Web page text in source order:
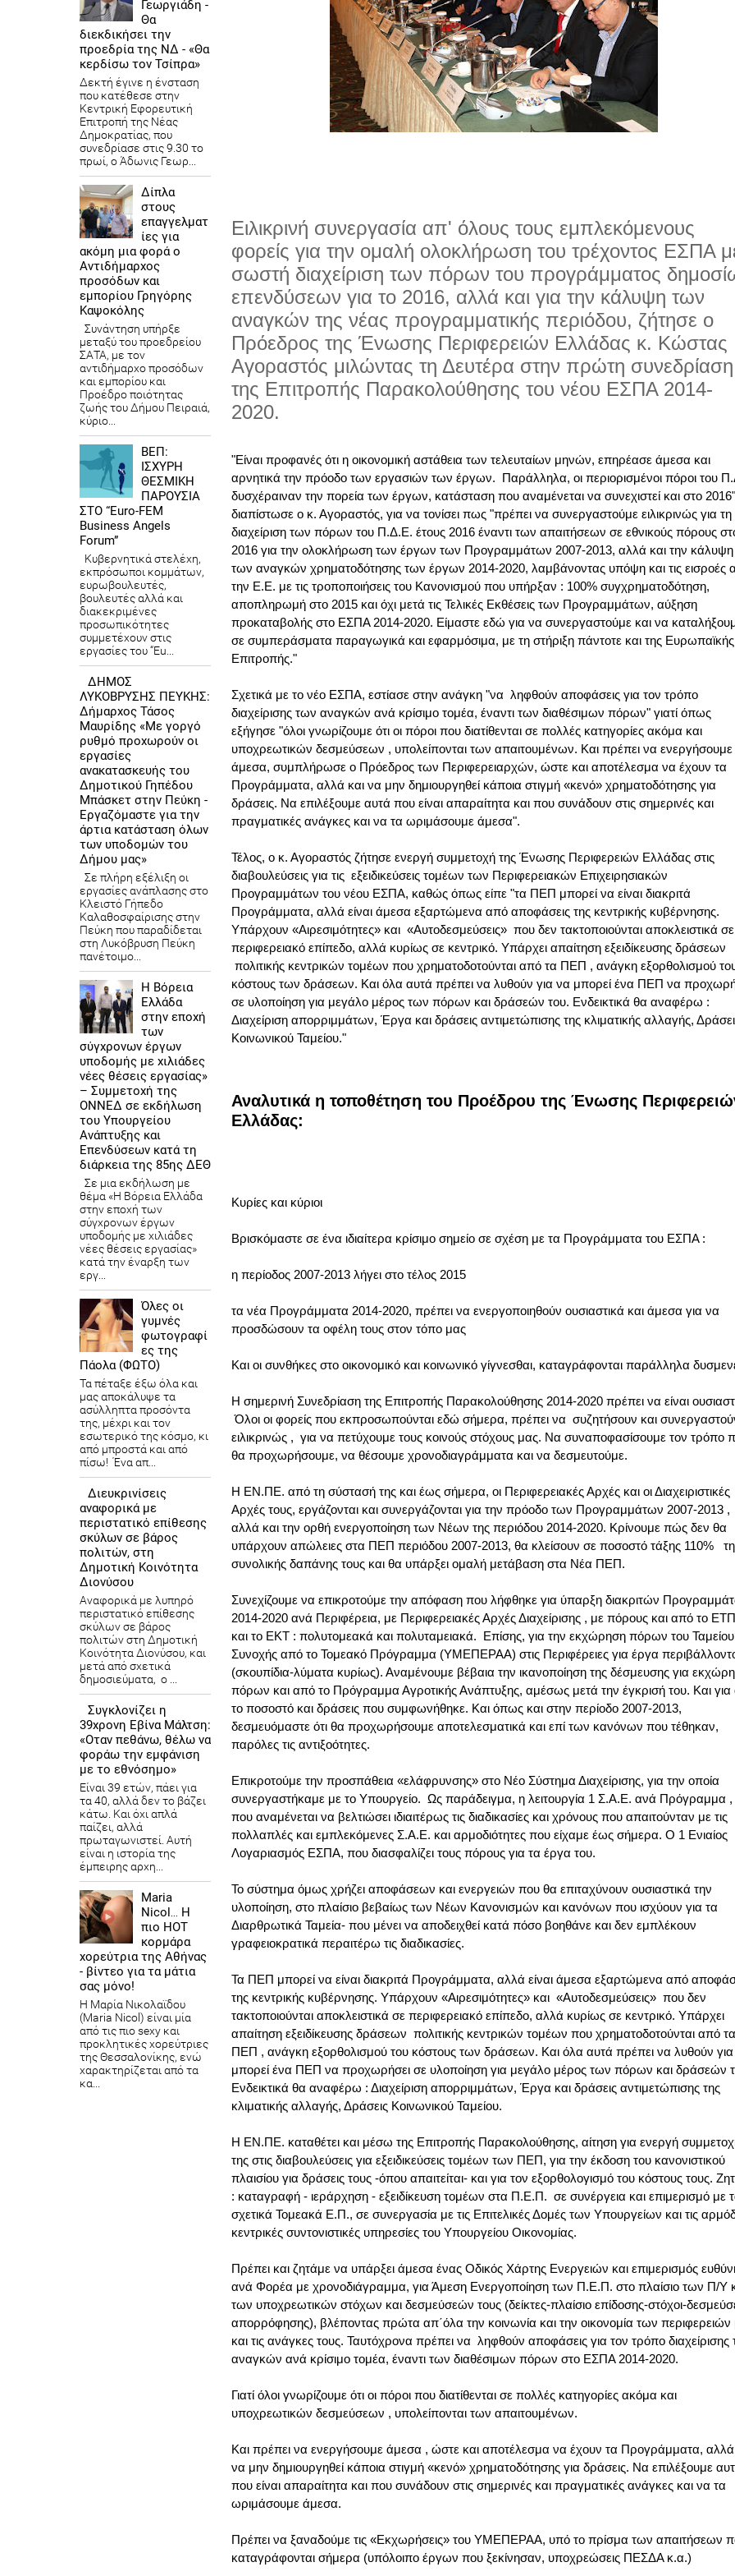
Ειλικρινή συνεργασία απ' όλους τους εμπλεκόμενους
φορείς για την ομαλή ολοκλήρωση του τρέχοντος ΕΣΠΑ
σωστή διαχείριση των πόρων του προγράμματος
επενδύσεων για το 2016, αλλά και για την κάλυψη των
αναγκών της νέας προγραμματικής περιόδου, ζήτησε ο
Πρόεδρος της Ένωσης Περιφερειών Ελλάδας κ. Κώστας
Αγοραστός μιλώντας τη Δευτέρα στην πρώτη συνεδρίαση
της Επιτροπής Παρακολούθησης του νέου ΕΣΠΑ 2014-
2020.
"Είναι προφανές ότι η οικονομική αστάθεια των τελευταίων μηνών, επηρέασε άμεσα και
αρνητικά την πρόοδο των εργασιών των έργων. Παράλληλα, οι περιορισμένοι πόροι του
δυσχέραιναν την πορεία των έργων, κατάσταση που αναμένεται να συνεχιστεί και στο 2016"
διαπίστωσε ο κ. Αγοραστός, για να τονίσει πως "πρέπει να συνεργαστούμε ειλικρινώς για τη
διαχείριση των πόρων του Π.Δ.Ε. έτους 2016 έναντι των απαιτήσεων σε εθνικούς πόρους
2016 για την ολοκλήρωση των έργων των Προγραμμάτων 2007-2013, αλλά και την κάλυψη
των αναγκών χρηματοδότησης των έργων 2014-2020, λαμβάνοντας υπόψη και τις εισροές
την Ε.Ε. με τις τροποποιήσεις του Κανονισμού που υπήρξαν : 100% συγχρηματοδότηση,
αποπληρωμή στο 2015 και όχι μετά τις Τελικές Εκθέσεις των Προγραμμάτων, αύξηση
προκαταβολής στο ΕΣΠΑ 2014-2020. Είμαστε εδώ για να συνεργαστούμε και να
σε συμπεράσματα παραγωγικά και εφαρμόσιμα, με τη στήριξη πάντοτε και της Ευρωπαϊκής
Επιτροπής."
Σχετικά με το νέο ΕΣΠΑ, εστίασε στην ανάγκη "να ληφθούν αποφάσεις για τον τρόπο
διαχείρισης των αναγκών ανά κρίσιμο τομέα, έναντι των διαθέσιμων πόρων" γιατί όπως
εξήγησε "όλοι γνωρίζουμε ότι οι πόροι που διατίθενται σε πολλές κατηγορίες ακόμα και
υποχρεωτικών δεσμεύσεων , υπολείπονται των απαιτουμένων. Και πρέπει να ενεργήσουμε
άμεσα, συμπλήρωσε ο Πρόεδρος των Περιφερειαρχών, ώστε και αποτέλεσμα να έχουν τα
Προγράμματα, αλλά και να μην δημιουργηθεί κάποια στιγμή «κενό» χρηματοδότησης για
δράσεις. Να επιλέξουμε αυτά που είναι απαραίτητα και που συνάδουν στις σημερινές και
πραγματικές ανάγκες και να τα ωριμάσουμε άμεσα".
Τέλος, ο κ. Αγοραστός ζήτησε ενεργή συμμετοχή της Ένωσης Περιφερειών Ελλάδας στις
διαβουλεύσεις για τις εξειδικεύσεις τομέων των Περιφερειακών Επιχειρησιακών
Προγραμμάτων του νέου ΕΣΠΑ, καθώς όπως είπε "τα ΠΕΠ μπορεί να είναι διακριτά
Προγράμματα, αλλά είναι άμεσα εξαρτώμενα από αποφάσεις της κεντρικής κυβέρνησης.
Υπάρχουν «Αιρεσιμότητες» και «Αυτοδεσμεύσεις» που δεν τακτοποιούνται αποκλειστικά σε
περιφερειακό επίπεδο, αλλά κυρίως σε κεντρικό. Υπάρχει απαίτηση εξειδίκευσης δράσεων
πολιτικής κεντρικών τομέων που χρηματοδοτούνται από τα ΠΕΠ , ανάγκη εξορθολισμού
κόστους των δράσεων. Και όλα αυτά πρέπει να λυθούν για να μπορεί ένα ΠΕΠ να
σε υλοποίηση για μεγάλο μέρος των πόρων και δράσεών του. Ενδεικτικά θα αναφέρω :
Διαχείριση απορριμμάτων, Έργα και δράσεις αντιμετώπισης της κλιματικής αλλαγής,
Κοινωνικού Ταμείου."
Αναλυτικά η τοποθέτηση του Προέδρου της Ένωσης
Ελλάδας:
Κυρίες και κύριοι
Βρισκόμαστε σε ένα ιδιαίτερα κρίσιμο σημείο σε σχέση με τα Προγράμματα του ΕΣΠΑ :
η περίοδος 2007-2013 λήγει στο τέλος 2015
τα νέα Προγράμματα 2014-2020, πρέπει να ενεργοποιηθούν ουσιαστικά και άμεσα για να
προσδώσουν τα οφέλη τους στον τόπο μας
Και οι συνθήκες στο οικονομικό και κοινωνικό γίγνεσθαι, καταγράφονται παράλληλα
Η σημερινή Συνεδρίαση της Επιτροπής Παρακολούθησης 2014-2020 πρέπει να είναι
Όλοι οι φορείς που εκπροσωπούνται εδώ σήμερα, πρέπει να συζητήσουν και
ειλικρινώς , για να πετύχουμε τους κοινούς στόχους μας. Να συναποφασίσουμε τον τρόπο
θα προχωρήσουμε, να θέσουμε χρονοδιαγράμματα και να δεσμευτούμε.
Η ΕΝ.ΠΕ. από τη σύστασή της και έως σήμερα, οι Περιφερειακές Αρχές και οι Διαχειριστικές
Αρχές τους, εργάζονται και συνεργάζονται για την πρόοδο των Προγραμμάτων 2007-2013 ,
αλλά και την ορθή ενεργοποίηση των Νέων της περιόδου 2014-2020. Κρίνουμε πώς δεν θα
υπάρχουν απώλειες στα ΠΕΠ περιόδου 2007-2013, θα κλείσουν σε ποσοστό τάξης 110%
συνολικής δαπάνης τους και θα υπάρξει ομαλή μετάβαση στα Νέα ΠΕΠ.
Συνεχίζουμε να επικροτούμε την απόφαση που λήφθηκε για ύπαρξη διακριτών
2014-2020 ανά Περιφέρεια, με Περιφερειακές Αρχές Διαχείρισης , με πόρους και από το
και το ΕΚΤ : πολυτομεακά και πολυταμειακά. Επίσης, για την εκχώρηση πόρων του Ταμείου
Συνοχής από το Τομεακό Πρόγραμμα (ΥΜΕΠΕΡΑΑ) στις Περιφέρειες για έργα
(σκουπίδια-λύματα κυρίως). Αναμένουμε βέβαια την ικανοποίηση της δέσμευσης για
πόρων και από το Πρόγραμμα Αγροτικής Ανάπτυξης, αμέσως μετά την έγκρισή του. Και για
το ποσοστό και δράσεις που συμφωνήθηκε. Και όπως και στην περίοδο 2007-2013,
δεσμευόμαστε ότι θα προχωρήσουμε αποτελεσματικά και επί των κανόνων που τέθηκαν,
παρόλες τις αντιξοότητες.
Επικροτούμε την προσπάθεια «ελάφρυνσης» στο Νέο Σύστημα Διαχείρισης, για την οποία
συνεργαστήκαμε με το Υπουργείο. Ως παράδειγμα, η λειτουργία 1 Σ.Α.Ε. ανά Πρόγραμμα ,
που αναμένεται να βελτιώσει ιδιαιτέρως τις διαδικασίες και χρόνους που απαιτούνταν με τις
πολλαπλές και εμπλεκόμενες Σ.Α.Ε. και αρμοδιότητες που είχαμε έως σήμερα. Ο 1 Ενιαίος
Λογαριασμός ΕΣΠΑ, που διασφαλίζει τους πόρους για τα έργα του.
Το σύστημα όμως χρήζει αποφάσεων και ενεργειών που θα επιταχύνουν ουσιαστικά την
υλοποίηση, στο πλαίσιο βεβαίως των Νέων Κανονισμών και κανόνων που ισχύουν για τα
Διαρθρωτικά Ταμεία- που μένει να αποδειχθεί κατά πόσο βοηθάνε και δεν εμπλέκουν
γραφειοκρατικά περαιτέρω τις διαδικασίες.
Τα ΠΕΠ μπορεί να είναι διακριτά Προγράμματα, αλλά είναι άμεσα εξαρτώμενα από
της κεντρικής κυβέρνησης. Υπάρχουν «Αιρεσιμότητες» και «Αυτοδεσμεύσεις» που δεν
τακτοποιούνται αποκλειστικά σε περιφερειακό επίπεδο, αλλά κυρίως σε κεντρικό. Υπάρχει
απαίτηση εξειδίκευσης δράσεων πολιτικής κεντρικών τομέων που χρηματοδοτούνται από τα
ΠΕΠ , ανάγκη εξορθολισμού του κόστους των δράσεων. Και όλα αυτά πρέπει να λυθούν
μπορεί ένα ΠΕΠ να προχωρήσει σε υλοποίηση για μεγάλο μέρος των πόρων και δράσεών
Ενδεικτικά θα αναφέρω : Διαχείριση απορριμμάτων, Έργα και δράσεις αντιμετώπισης της
κλιματικής αλλαγής, Δράσεις Κοινωνικού Ταμείου.
Η ΕΝ.ΠΕ. καταθέτει και μέσω της Επιτροπής Παρακολούθησης, αίτηση για ενεργή
της στις διαβουλεύσεις για εξειδικεύσεις τομέων των ΠΕΠ, για την έκδοση του κανονιστικού
πλαισίου για δράσεις τους -όπου απαιτείται- και για τον εξορθολογισμό του κόστους τους.
: καταγραφή - ιεράρχηση - εξειδίκευση τομέων στα Π.Ε.Π. σε συνέργεια και επιμερισμό με
σχετικά Τομεακά Ε.Π., σε συνεργασία με τις Επιτελικές Δομές των Υπουργείων και τις
κεντρικές συντονιστικές υπηρεσίες του Υπουργείου Οικονομίας.
Πρέπει και ζητάμε να υπάρξει άμεσα ένας Οδικός Χάρτης Ενεργειών και επιμερισμός
ανά Φορέα με χρονοδιάγραμμα, για Άμεση Ενεργοποίηση των Π.Ε.Π. στο πλαίσιο των Π/Υ
των υποχρεωτικών στόχων και δεσμεύσεών τους (δείκτες-πλαίσιο επίδοσης-στόχοι-
απορρόφησης), βλέποντας πρώτα απ΄όλα την κοινωνία και την οικονομία των περιφερειών
και τις ανάγκες τους. Ταυτόχρονα πρέπει να ληφθούν αποφάσεις για τον τρόπο διαχείρισης
αναγκών ανά κρίσιμο τομέα, έναντι των διαθέσιμων πόρων στο ΕΣΠΑ 2014-2020.
Γιατί όλοι γνωρίζουμε ότι οι πόροι που διατίθενται σε πολλές κατηγορίες ακόμα και
υποχρεωτικών δεσμεύσεων , υπολείπονται των απαιτουμένων.
Και πρέπει να ενεργήσουμε άμεσα , ώστε και αποτέλεσμα να έχουν τα Προγράμματα, αλλά
να μην δημιουργηθεί κάποια στιγμή «κενό» χρηματοδότησης για δράσεις. Να επιλέξουμε
που είναι απαραίτητα και που συνάδουν στις σημερινές και πραγματικές ανάγκες και να τα
ωριμάσουμε άμεσα.
Πρέπει να ξαναδούμε τις «Εκχωρήσεις» του ΥΜΕΠΕΡΑΑ, υπό το πρίσμα των απαιτήσεων
καταγράφονται σήμερα (υπόλοιπο έργων που ξεκίνησαν, υποχρεώσεις ΠΕΣΔΑ κ.α.)
Γεωργιάδη -
Θα
διεκδικήσει την
προεδρία της ΝΔ - «Θα
κερδίσω τον Τσίπρα»
Δεκτή έγινε η ένσταση
που κατέθεσε στην
Κεντρική Εφορευτική
Επιτροπή της Νέας
Δημοκρατίας, που
συνεδρίασε στις 9.30 το
πρωί, ο Άδωνις Γεωρ...
Δίπλα
στους
επαγγελματ
ίες για
ακόμη μια φορά ο
Αντιδήμαρχος
προσόδων και
εμπορίου Γρηγόρης
Καψοκόλης
Συνάντηση υπήρξε
μεταξύ του προεδρείου
ΣΑΤΑ, με τον
αντιδήμαρχο προσόδων
και εμπορίου και
Προέδρο ποιότητας
ζωής του Δήμου Πειραιά,
κύριο...
ΒΕΠ:
ΙΣΧΥΡΗ
ΘΕΣΜΙΚΗ
ΠΑΡΟΥΣΙΑ
ΣΤΟ “Euro-FEM
Business Angels
Forum”
Κυβερνητικά στελέχη,
εκπρόσωποι κομμάτων,
ευρωβουλευτές,
βουλευτές αλλά και
διακεκριμένες
προσωπικότητες
συμμετέχουν στις
εργασίες του “Eu...
ΔΗΜΟΣ
ΛΥΚΟΒΡΥΣΗΣ ΠΕΥΚΗΣ:
Δήμαρχος Τάσος
Μαυρίδης «Με γοργό
ρυθμό προχωρούν οι
εργασίες
ανακατασκευής του
Δημοτικού Γηπέδου
Μπάσκετ στην Πεύκη -
Εργαζόμαστε για την
άρτια κατάσταση όλων
των υποδομών του
Δήμου μας»
Σε πλήρη εξέλιξη οι
εργασίες ανάπλασης στο
Κλειστό Γήπεδο
Καλαθοσφαίρισης στην
Πεύκη που παραδίδεται
στη Λυκόβρυση Πεύκη
πανέτοιμο...
Η Βόρεια
Ελλάδα
στην εποχή
των
σύγχρονων έργων
υποδομής με χιλιάδες
νέες θέσεις εργασίας»
– Συμμετοχή της
ΟΝΝΕΔ σε εκδήλωση
του Υπουργείου
Ανάπτυξης και
Επενδύσεων κατά τη
διάρκεια της 85ης ΔΕΘ
Σε μια εκδήλωση με
θέμα «Η Βόρεια Ελλάδα
στην εποχή των
σύγχρονων έργων
υποδομής με χιλιάδες
νέες θέσεις εργασίας»
κατά την έναρξη των
εργ...
Όλες οι
γυμνές
φωτογραφί
ες της
Πάολα (ΦΩΤΟ)
Τα πέταξε έξω όλα και
μας αποκάλυψε τα
ασύλληπτα προσόντα
της, μέχρι και τον
εσωτερικό της κόσμο, κι
από μπροστά και από
πίσω! Ένα απ...
Διευκρινίσεις
αναφορικά με
περιστατικό επίθεσης
σκύλων σε βάρος
πολιτών, στη
Δημοτική Κοινότητα
Διονύσου
Αναφορικά με λυπηρό
περιστατικό επίθεσης
σκύλων σε βάρος
πολιτών στη Δημοτική
Κοινότητα Διονύσου, και
μετά από σχετικά
δημοσιεύματα, ο ...
Συγκλονίζει η
39χρονη Εβίνα Μάλτση:
«Οταν πεθάνω, θέλω να
φοράω την εμφάνιση
με το εθνόσημο»
Είναι 39 ετών, πάει για
τα 40, αλλά δεν το βάζει
κάτω. Και όχι απλά
παίζει, αλλά
πρωταγωνιστεί. Αυτή
είναι η ιστορία της
έμπειρης αρχη...
Maria
Nicol… Η
πιο HOT
κορμάρα
χορεύτρια της Αθήνας
- βίντεο για τα μάτια
σας μόνο!
Η Μαρία Νικολαϊδου
(Maria Nicol) είναι μία
από τις πιο sexy και
προκλητικές χορεύτριες
της Θεσσαλονίκης, ενώ
χαρακτηρίζεται από τα
κα...